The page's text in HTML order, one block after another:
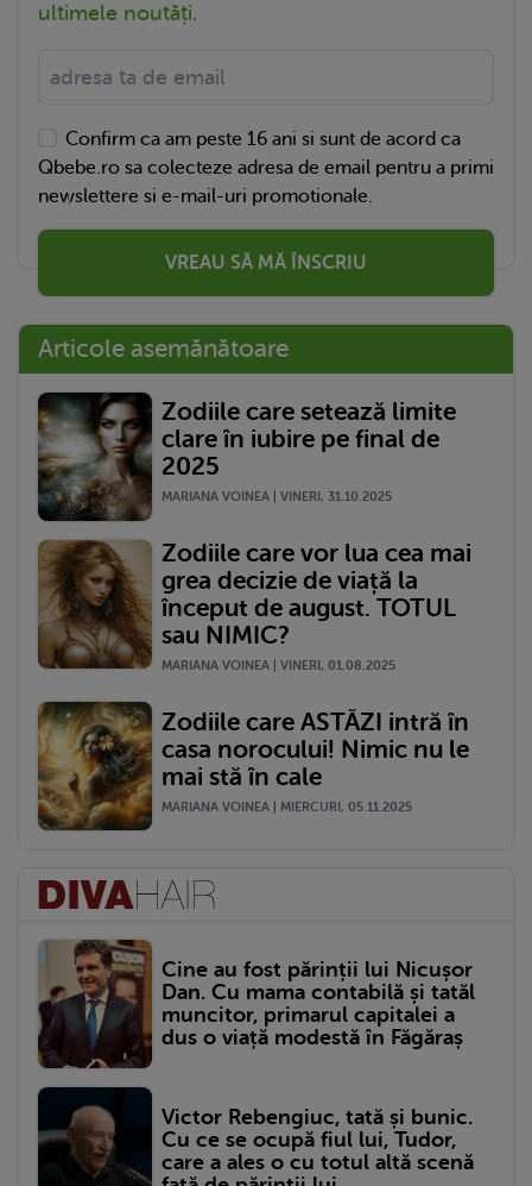
ultimele noutăți.
Confirm ca am peste 16 ani si sunt de acord ca
Qbebe.ro sa colecteze adresa de email pentru a primi
newslettere si e-mail-uri promotionale.
VREAU SĂ MĂ ÎNSCRIU
Articole asemănătoare
Zodiile care setează limite
clare în iubire pe final de
2025
MARIANA VOINEA | VINERI, 31.10.2025
Zodiile care vor lua cea mai
grea decizie de viață la
început de august. TOTUL
sau NIMIC?
MARIANA VOINEA | VINERI, 01.08.2025
Zodiile care ASTĂZI intră în
casa norocului! Nimic nu le
mai stă în cale
MARIANA VOINEA | MIERCURI, 05.11.2025
Cine au fost părinții lui Nicușor
Dan. Cu mama contabilă și tatăl
muncitor, primarul capitalei a
dus o viață modestă în Făgăraș
Victor Rebengiuc, tată și bunic.
Cu ce se ocupă fiul lui, Tudor,
care a ales o cu totul altă scenă